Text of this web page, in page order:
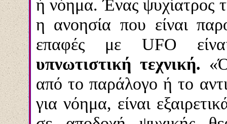
ή νόημα. Ένας ψυχίατρος
η ανοησία που είναι
επαφές με UFO
υπνωτιστική τεχνική.
από το παράλογο ή το
για νόημα, είναι